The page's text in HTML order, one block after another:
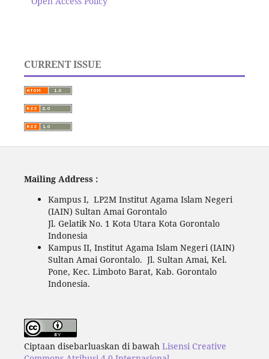
CURRENT ISSUE
Mailing Address :
Kampus I, LP2M Institut Agama Islam Negeri
(IAIN) Sultan Amai Gorontalo
Jl. Gelatik No. 1 Kota Utara Kota Gorontalo
Indonesia
Kampus II, Institut Agama Islam Negeri (IAIN)
Sultan Amai Gorontalo. Jl. Sultan Amai, Kel.
Pone, Kec. Limboto Barat, Kab. Gorontalo
Indonesia.
Ciptaan disebarluaskan di bawah Lisensi Creative